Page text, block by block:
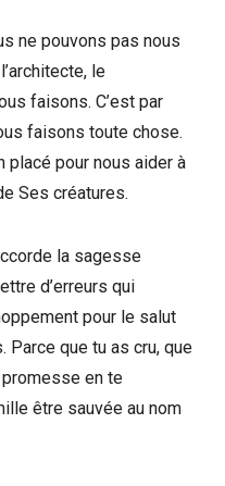
ne pouvons pas nous
le
faisons. C’est par
faisons toute chose.
placé pour nous aider à
Ses créatures.
la sagesse
d’erreurs qui
pour le salut
Parce que tu as cru, que
en te
être sauvée au nom